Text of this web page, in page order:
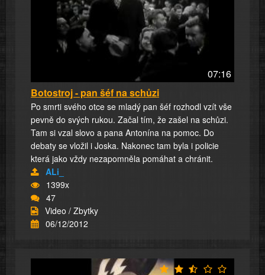
07:16
Botostroj - pan šéf na schůzi
Po smrti svého otce se mladý pan šéf rozhodl vzít vše
pevně do svých rukou. Začal tím, že zašel na schůzi.
Tam si vzal slovo a pana Antonína na pomoc. Do
debaty se vložil i Joska. Nakonec tam byla i policie
která jako vždy nezapomněla pomáhat a chránit.
ALi_
1399x
47
Video / Zbytky
06/12/2012